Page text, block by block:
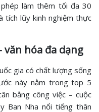
làm thêm tối đa 30
tích lũy kinh nghiệm thực
hóa đa dạng
gia có chất lượng sống
này nằm trong top 5
bằng công việc – cuộc
Ban Nha nổi tiếng thân